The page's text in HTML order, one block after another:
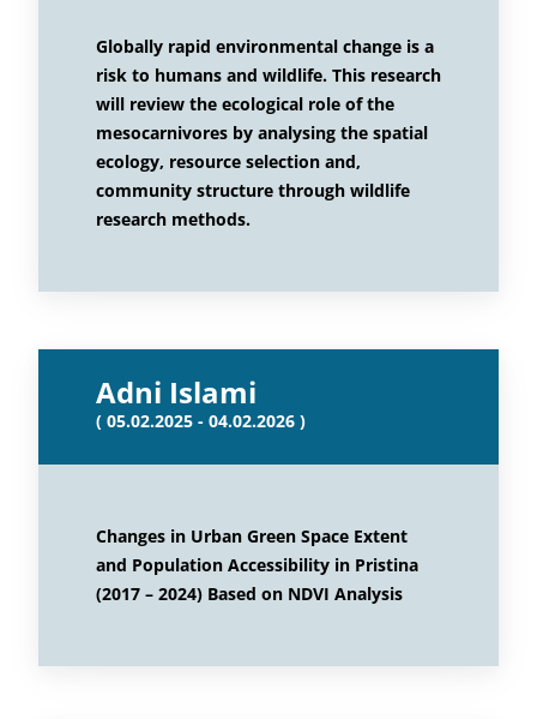
Globally rapid environmental change is a
risk to humans and wildlife. This research
will review the ecological role of the
mesocarnivores by analysing the spatial
ecology, resource selection and,
community structure through wildlife
research methods.
Adni Islami
( 05.02.2025 - 04.02.2026 )
Changes in Urban Green Space Extent
and Population Accessibility in Pristina
(2017 – 2024) Based on NDVI Analysis